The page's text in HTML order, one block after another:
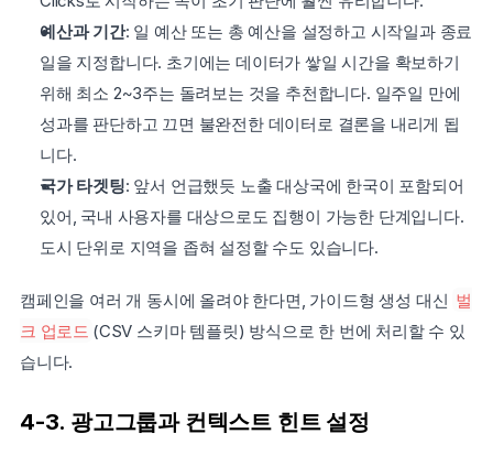
예산과 기간: 일 예산 또는 총 예산을 설정하고 시작일과 종료
일을 지정합니다. 초기에는 데이터가 쌓일 시간을 확보하기
위해 최소 2~3주는 돌려보는 것을 추천합니다. 일주일 만에
성과를 판단하고 끄면 불완전한 데이터로 결론을 내리게 됩
니다.
국가 타겟팅: 앞서 언급했듯 노출 대상국에 한국이 포함되어
있어, 국내 사용자를 대상으로도 집행이 가능한 단계입니다.
도시 단위로 지역을 좁혀 설정할 수도 있습니다.
캠페인을 여러 개 동시에 올려야 한다면, 가이드형 생성 대신 벌
크 업로드 (CSV 스키마 템플릿) 방식으로 한 번에 처리할 수 있
습니다.
4-3. 광고그룹과 컨텍스트 힌트 설정